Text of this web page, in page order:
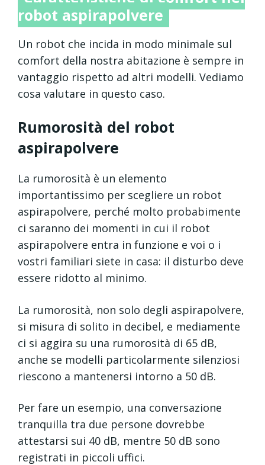
robot aspirapolvere
Un robot che incida in modo minimale sul
comfort della nostra abitazione è sempre in
vantaggio rispetto ad altri modelli. Vediamo
cosa valutare in questo caso.
Rumorosità del robot
aspirapolvere
La rumorosità è un elemento
importantissimo per scegliere un robot
aspirapolvere, perché molto probabimente
ci saranno dei momenti in cui il robot
aspirapolvere entra in funzione e voi o i
vostri familiari siete in casa: il disturbo deve
essere ridotto al minimo.
La rumorosità, non solo degli aspirapolvere,
si misura di solito in decibel, e mediamente
ci si aggira su una rumorosità di 65 dB,
anche se modelli particolarmente silenziosi
riescono a mantenersi intorno a 50 dB.
Per fare un esempio, una conversazione
tranquilla tra due persone dovrebbe
attestarsi sui 40 dB, mentre 50 dB sono
registrati in piccoli uffici.